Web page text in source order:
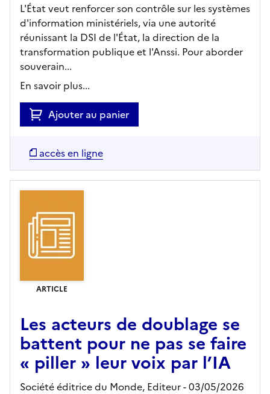
L'État veut renforcer son contrôle sur les systèmes
d'information ministériels, via une autorité
réunissant la DSI de l'État, la direction de la
transformation publique et l'Anssi. Pour aborder
souverain...
En savoir plus...
Ajouter au panier
accès en ligne
ARTICLE
Les acteurs de doublage se
battent pour ne pas se faire
« piller » leur voix par l’IA
Société éditrice du Monde, Editeur- 03/05/2026